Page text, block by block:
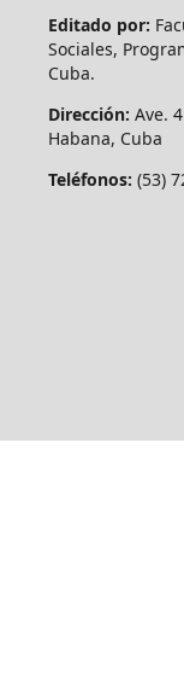
Editado por:
Sociales,
Cuba.
Dirección: Ave.
Habana, Cuba
Teléfonos: (53)